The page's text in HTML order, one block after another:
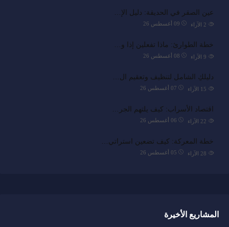
عين الصقر في الحديقة: دليل الإ…
09 أغسطس 26 الآراء
خطة الطوارئ: ماذا تفعلين إذا و…
08 أغسطس 26 الآراء
دليلكِ الشامل لتنظيف وتعقيم ال…
07 أغسطس 26 الآراء
اقتصاد الأسراب: كيف يلتهم الجر…
06 أغسطس 26 الآراء
خطة المعركة: كيف تضعين استراتي…
05 أغسطس 26 الآراء
المشاريع الأخيرة